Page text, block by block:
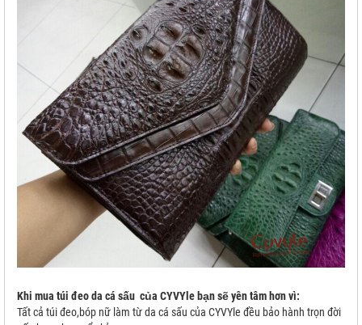
Khi mua túi đeo da cá sấu của CYVYle bạn sẽ yên tâm hơn vì:
Tất cả túi đeo,bóp nữ làm từ da cá sấu của CYVYle đều bảo hành trọn đời